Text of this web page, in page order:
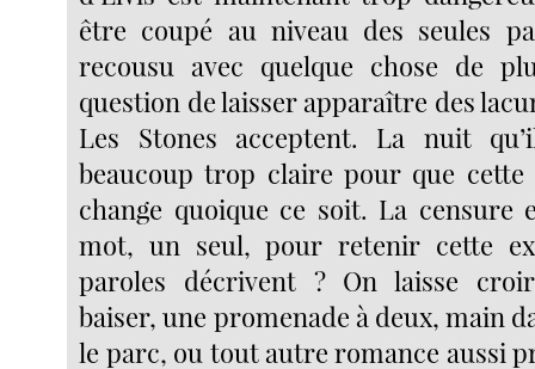
être coupé au niveau des seules
recousu avec quelque chose de
question de laisser apparaître des
Les Stones acceptent. La nuit
beaucoup trop claire pour que
change quoique ce soit. La censure
mot, un seul, pour retenir cette
paroles décrivent ? On laisse
baiser, une promenade à deux, main
le parc, ou tout autre romance aussi